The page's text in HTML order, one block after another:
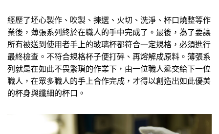
經歷了坯心製作、吹製、揀選、火切、洗淨、杯口燒整等作
業後，薄張系列終於在職人的手中完成了。最後，為了要讓
所有被送到使用者手上的玻璃杯都符合一定規格，必須進行
最終檢查。不符合規格杯子便打碎、再熔解成原料。薄張系
列就是在如此不畏繁瑣的作業下，由一位職人遞交給下一位
職人，在眾多職人的手上合作完成，才得以創造出如此優美
的杯身與纖細的杯口。